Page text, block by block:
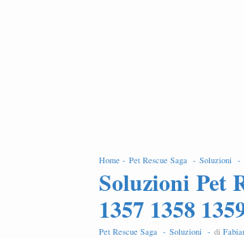
Home - Pet Rescue Saga - Soluzioni -
Soluzioni Pet
1357 1358
Pet Rescue Saga - Soluzioni - di